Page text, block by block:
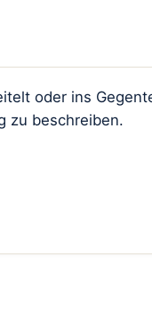
oder ins
zu beschreiben.